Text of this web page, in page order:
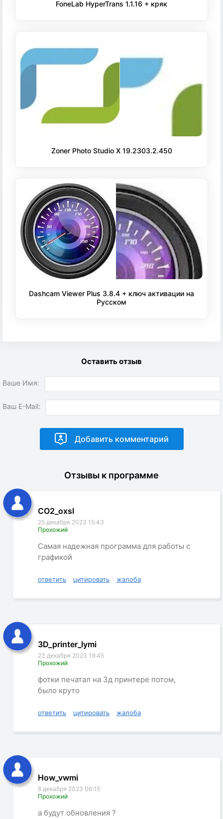
FoneLab HyperTrans 1.1.16 + кряк
Zoner Photo Studio X 19.2303.2.450
Dashcam Viewer Plus 3.8.4 + ключ активации на
Русском
Оставить отзыв
Ваше Имя:
Ваш E-Mail:
Отзывы к программе
CO2_oxsl
25 декабря 2023 15:43
Прохожий
Самая надежная программа для работы с
графикой
ответить цитировать жалоба
3D_printer_lymi
23 декабря 2023 19:45
Прохожий
фотки печатал на 3д принтере потом,
было круто
ответить цитировать жалоба
How_vwmi
8 декабря 2023 06:15
Прохожий
а будут обновления ?